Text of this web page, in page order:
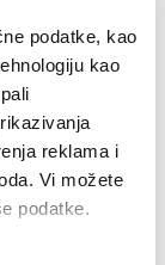
podatke, kao
kao
reklama i
Vi možete
podatke.
uprkos
izvoz